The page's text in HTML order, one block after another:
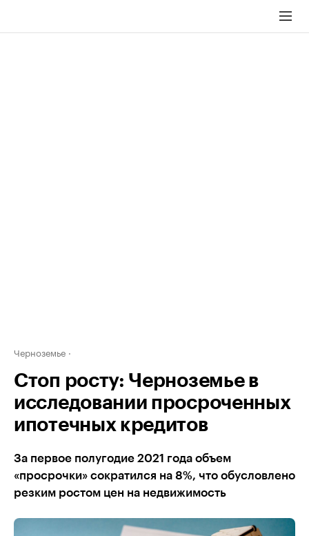
Черноземье
Стоп росту: Черноземье в
исследовании просроченных
ипотечных кредитов
За первое полугодие 2021 года объем
«просрочки» сократился на 8%, что обусловлено
резким ростом цен на недвижимость